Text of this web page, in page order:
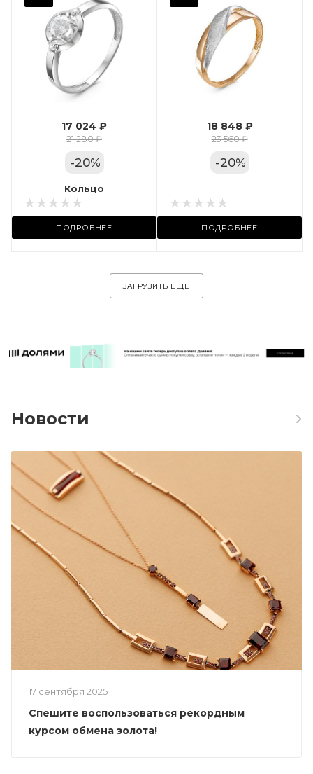
17 024 ₽
21 280 ₽
-20%
Кольцо
ПОДРОБНЕЕ
Вес драгметалла
Марка (бренд)
Дельта
Фианит
Цвет золота
КРАС
Местоположение:
ул. Пушкинская, 11А
18 848 ₽
23 560 ₽
-20%
ПОДРОБНЕЕ
ЗАГРУЗИТЬ ЕЩЕ
Новости
17 сентября 2025
Спешите воспользоваться рекордным
курсом обмена золота!